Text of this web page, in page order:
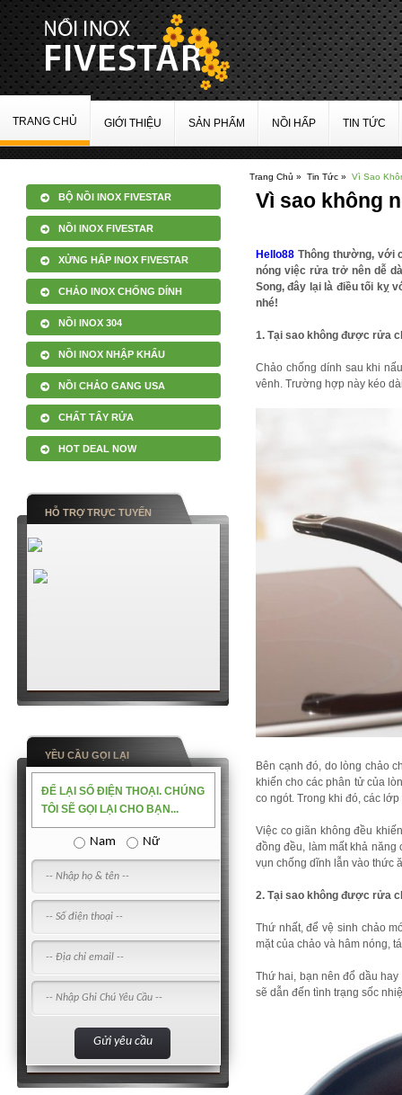
TRANG CHỦ GIỚI THIỆU SẢN PHẨM NỒI HẤP TIN TỨC
BỘ NỒI INOX FIVESTAR
NỒI INOX FIVESTAR
XỬNG HẤP INOX FIVESTAR
CHẢO INOX CHỐNG DÍNH
NỒI INOX 304
NỒI INOX NHẬP KHẨU
NỒI CHẢO GANG USA
CHẤT TẨY RỬA
HOT DEAL NOW
HỖ TRỢ TRỰC TUYẾN
YỀU CẦU GỌI LẠI
ĐỂ LẠI SỐ ĐIỆN THOẠI. CHÚNG
TÔI SẼ GỌI LẠI CHO BẠN...
Nam Nữ
Trang Chủ » Tin Tức » Vì Sao
Vì sao không
Hello88 Thông thường, với
nóng việc rửa trở nên dễ
Song, đây lại là điều tối kỵ
nhé!
1. Tại sao không được rửa
Chảo chống dính sau khi
vênh. Trường hợp này kéo
Bên cạnh đó, do lòng chảo
khiến cho các phân tử của
co ngót. Trong khi đó, các
Việc co giãn không đều
đồng đều, làm mất khả
vụn chống dĩnh lẫn vào thức
2. Tại sao không được rửa
Thứ nhất, để vệ sinh chảo
mặt của chảo và hâm nóng,
Thứ hai, bạn nên đổ dầu
sẽ dẫn đến tình trạng sốc